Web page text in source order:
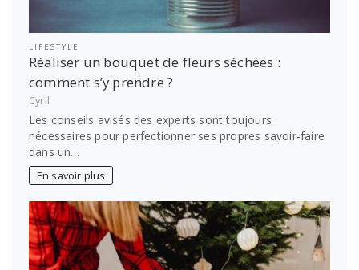
LIFESTYLE
Réaliser un bouquet de fleurs séchées :
comment s’y prendre ?
Cyril
Les conseils avisés des experts sont toujours
nécessaires pour perfectionner ses propres savoir-faire
dans un…
En savoir plus